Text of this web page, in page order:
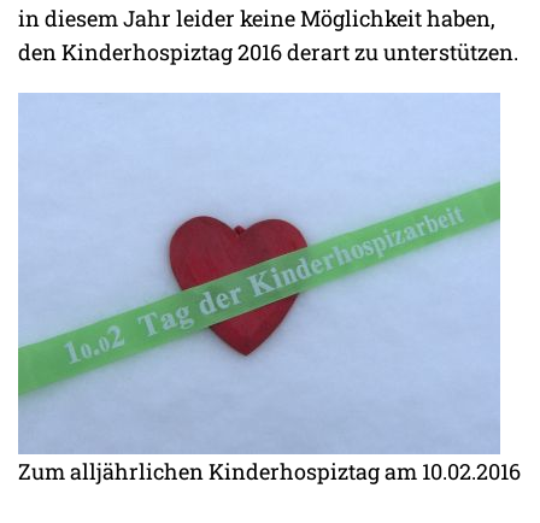
in diesem Jahr leider keine Möglichkeit haben,
den Kinderhospiztag 2016 derart zu unterstützen.
Zum alljährlichen Kinderhospiztag am 10.02.2016